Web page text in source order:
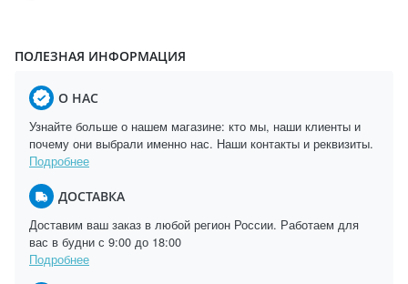
ПОЛЕЗНАЯ ИНФОРМАЦИЯ
О НАС
Узнайте больше о нашем магазине: кто мы, наши клиенты и
почему они выбрали именно нас. Наши контакты и реквизиты.
Подробнее
ДОСТАВКА
Доставим ваш заказ в любой регион России. Работаем для
вас в будни с 9:00 до 18:00
Подробнее